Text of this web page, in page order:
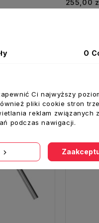
255,00
O
Ci najwyższy
pliki cookie stron
reklam związanych
podczas nawigacji.